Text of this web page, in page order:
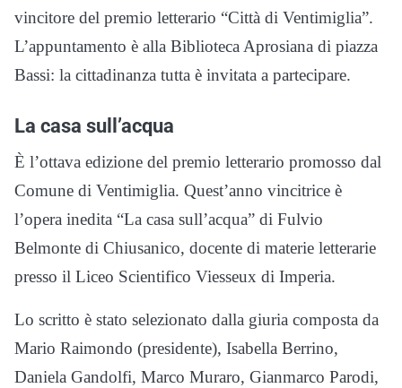
vincitore del premio letterario “Città di Ventimiglia”.
L’appuntamento è alla Biblioteca Aprosiana di piazza
Bassi: la cittadinanza tutta è invitata a partecipare.
La casa sull’acqua
È l’ottava edizione del premio letterario promosso dal
Comune di Ventimiglia. Quest’anno vincitrice è
l’opera inedita “La casa sull’acqua” di Fulvio
Belmonte di Chiusanico, docente di materie letterarie
presso il Liceo Scientifico Viesseux di Imperia.
Lo scritto è stato selezionato dalla giuria composta da
Mario Raimondo (presidente), Isabella Berrino,
Daniela Gandolfi, Marco Muraro, Gianmarco Parodi,